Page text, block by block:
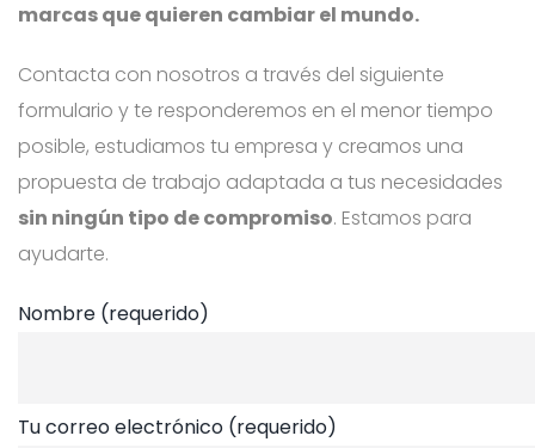
marcas que quieren cambiar el mundo.
Contacta con nosotros a través del siguiente
formulario y te responderemos en el menor tiempo
posible, estudiamos tu empresa y creamos una
propuesta de trabajo adaptada a tus necesidades
sin ningún tipo de compromiso. Estamos para
ayudarte.
Nombre (requerido)
Tu correo electrónico (requerido)